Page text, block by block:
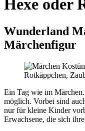
Hexe oder
Wunderland
Märchenfigur
Ein Tag wie im
möglich. Vorbei sind
nur für kleine Kinder
Erwachsene, die sich